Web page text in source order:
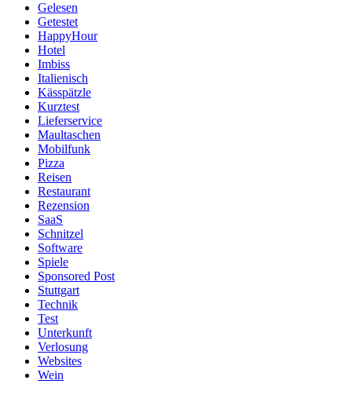
Gelesen
Getestet
HappyHour
Hotel
Imbiss
Italienisch
Kässpätzle
Kurztest
Lieferservice
Maultaschen
Mobilfunk
Pizza
Reisen
Restaurant
Rezension
SaaS
Schnitzel
Software
Spiele
Sponsored Post
Stuttgart
Technik
Test
Unterkunft
Verlosung
Websites
Wein